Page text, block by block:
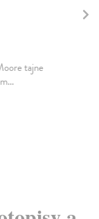
tajne